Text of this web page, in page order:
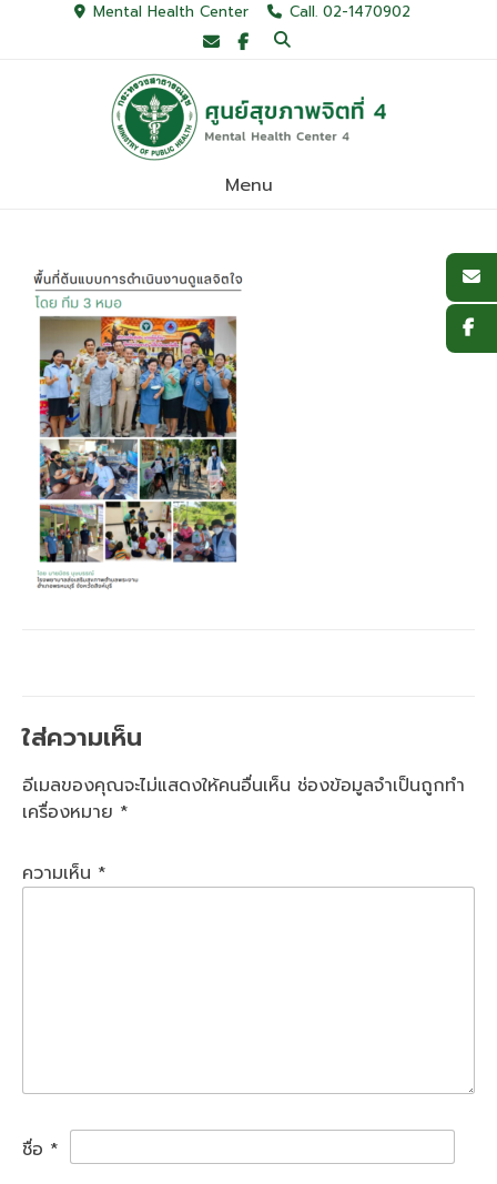
Mental Health Center Call. 02-1470902
Menu
ใส่ความเห็น
อีเมลของคุณจะไม่แสดงให้คนอื่นเห็น ช่องข้อมูลจำเป็นถูกทำ
เครื่องหมาย *
ความเห็น *
ชื่อ *